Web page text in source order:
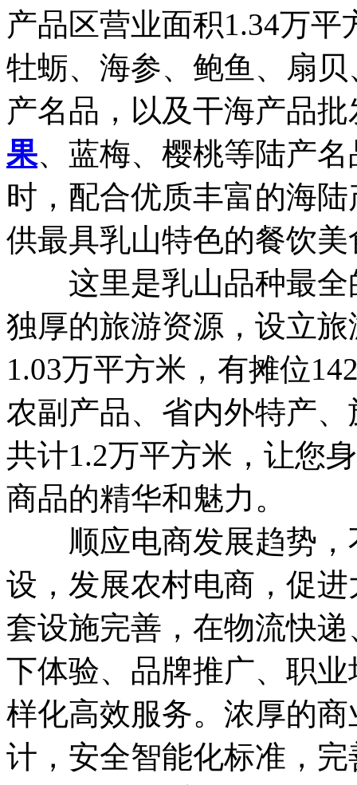
产品区营业面积1.34万
牡蛎、海参、鲍鱼、扇
产名品，以及干海产品
果、蓝梅、樱桃等陆产
时，配合优质丰富的海
供最具乳山特色的餐饮
这里是乳山品种最全
独厚的旅游资源，设立
1.03万平方米，有摊位
农副产品、省内外特产
共计1.2万平方米，让您
商品的精华和魅力。
顺应电商发展趋势，
设，发展农村电商，促
套设施完善，在物流快
下体验、品牌推广、职
样化高效服务。浓厚的
计，安全智能化标准，